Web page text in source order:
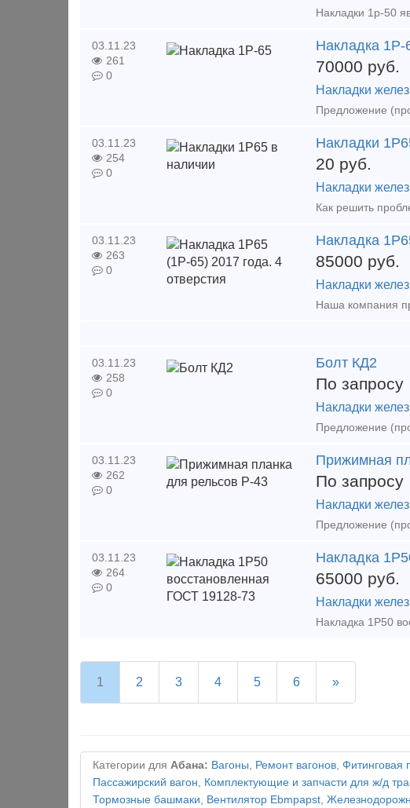
03.11.23
261
0
Накладка 1Р-
70000 руб.
Накладки
Предложение
03.11.23
254
0
Накладки
20 руб.
Накладки
03.11.23
263
0
Накладка
85000 руб.
Накладки
03.11.23
258
0
Болт КД2
По запросу
Накладки
03.11.23
262
0
Прижимная
По запросу
Накладки
03.11.23
264
0
Накладка
65000 руб.
Накладки
1 2 3 4 5 6 »
Категории для Абана: Вагоны, Ремонт вагонов, Фитинговая
Пассажирский вагон, Комплектующие и запчасти для ж/д
Тормозные башмаки, Вентилятор Ebmpapst,